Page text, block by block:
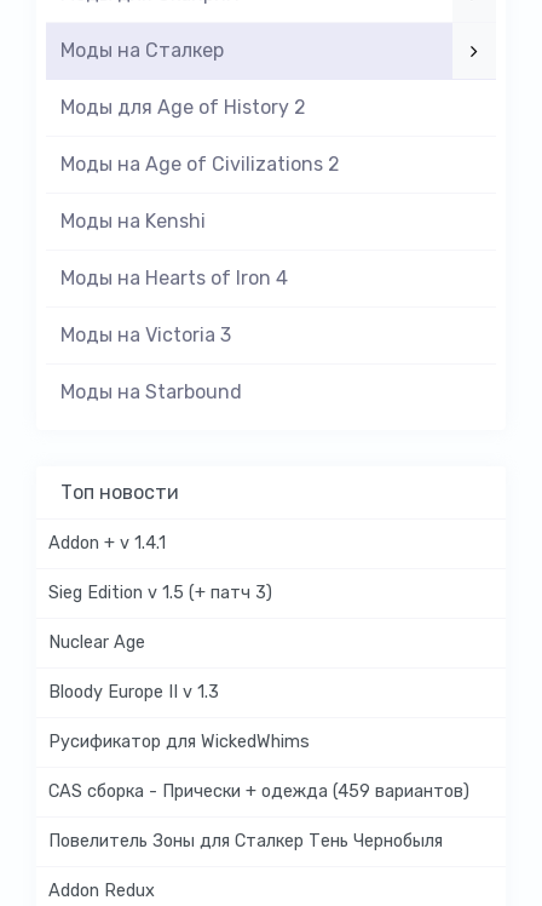
Моды на Cталкер
Моды для Age of History 2
Моды на Age of Civilizations 2
Моды на Kenshi
Моды на Hearts of Iron 4
Моды на Victoria 3
Моды на Starbound
Топ новости
Addon + v 1.4.1
Sieg Edition v 1.5 (+ патч 3)
Nuclear Age
Bloody Europe II v 1.3
Русификатор для WickedWhims
CAS сборка - Прически + одежда (459 вариантов)
Повелитель Зоны для Сталкер Тень Чернобыля
Addon Redux